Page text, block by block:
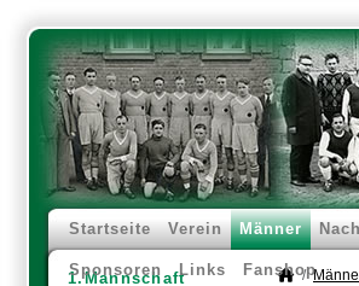
Startseite Verein Männer
Sponsoren Links Fanshop
1.Mannschaft